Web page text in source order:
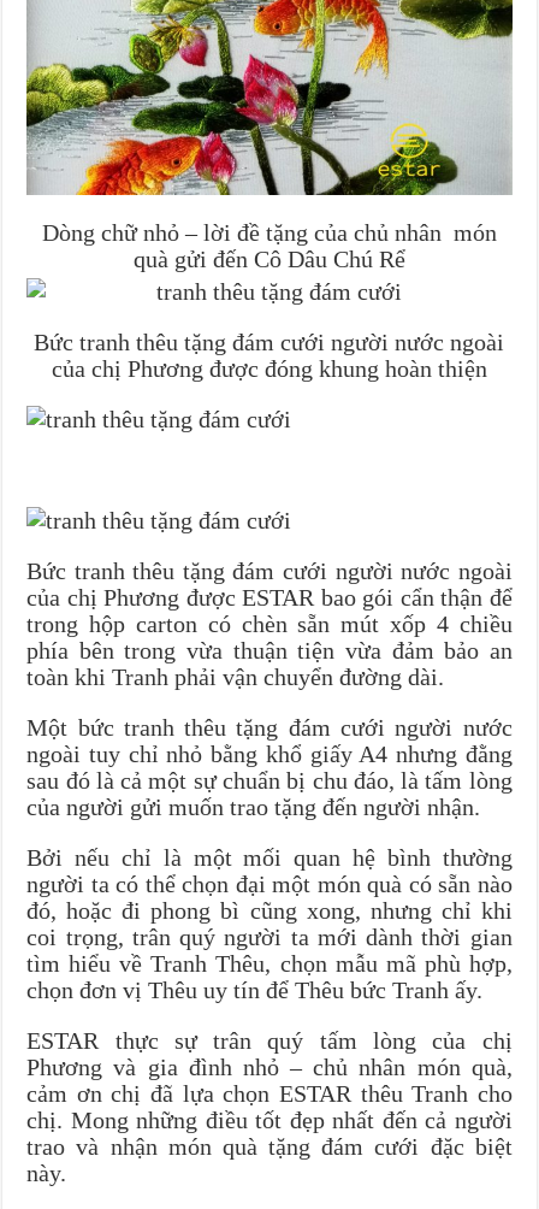
Dòng chữ nhỏ – lời đề tặng của chủ nhân món
quà gửi đến Cô Dâu Chú Rể
Bức tranh thêu tặng đám cưới người nước ngoài
của chị Phương được đóng khung hoàn thiện
Bức tranh thêu tặng đám cưới người nước ngoài
của chị Phương được ESTAR bao gói cẩn thận để
trong hộp carton có chèn sẵn mút xốp 4 chiều
phía bên trong vừa thuận tiện vừa đảm bảo an
toàn khi Tranh phải vận chuyển đường dài.
Một bức tranh thêu tặng đám cưới người nước
ngoài tuy chỉ nhỏ bằng khổ giấy A4 nhưng đằng
sau đó là cả một sự chuẩn bị chu đáo, là tấm lòng
của người gửi muốn trao tặng đến người nhận.
Bởi nếu chỉ là một mối quan hệ bình thường
người ta có thể chọn đại một món quà có sẵn nào
đó, hoặc đi phong bì cũng xong, nhưng chỉ khi
coi trọng, trân quý người ta mới dành thời gian
tìm hiểu về Tranh Thêu, chọn mẫu mã phù hợp,
chọn đơn vị Thêu uy tín để Thêu bức Tranh ấy.
ESTAR thực sự trân quý tấm lòng của chị
Phương và gia đình nhỏ – chủ nhân món quà,
cảm ơn chị đã lựa chọn ESTAR thêu Tranh cho
chị. Mong những điều tốt đẹp nhất đến cả người
trao và nhận món quà tặng đám cưới đặc biệt
này.